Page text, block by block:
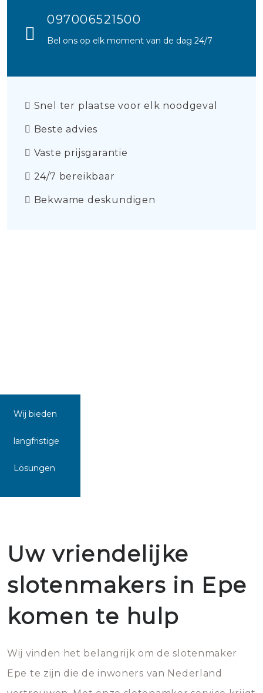
097006521500
Bel ons op elk moment van de dag 24/7
Snel ter plaatse voor elk noodgeval
Beste advies
Vaste prijsgarantie
24/7 bereikbaar
Bekwame deskundigen
Wij bieden
langfristige
Lösungen
Uw vriendelijke
slotenmakers in Epe
komen te hulp
Wij vinden het belangrijk om de slotenmaker
Epe te zijn die de inwoners van Nederland